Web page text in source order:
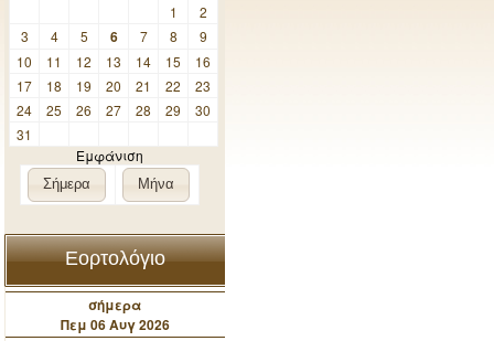
1
2
3
4 5 6 7 8
9
10
11 12 13 14 15
16
17
18 19 20 21 22
23
24
25 26 27 28 29
30
31
Εμφάνιση
Σήμερα Μήνα
Εορτολόγιο
σήμερα
Πεμ 06 Αυγ 2026